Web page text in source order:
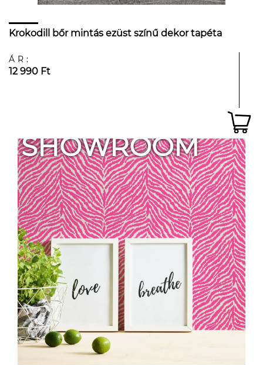
Krokodill bőr mintás ezüst színű dekor tapéta
ÁR:
12 990 Ft
SHOWROOM